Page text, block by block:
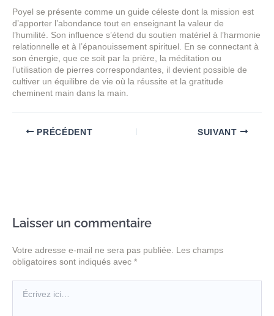
Poyel se présente comme un guide céleste dont la mission est
d’apporter l’abondance tout en enseignant la valeur de
l’humilité. Son influence s’étend du soutien matériel à l’harmonie
relationnelle et à l’épanouissement spirituel. En se connectant à
son énergie, que ce soit par la prière, la méditation ou
l’utilisation de pierres correspondantes, il devient possible de
cultiver un équilibre de vie où la réussite et la gratitude
cheminent main dans la main.
PRÉCÉDENT SUIVANT
Laisser un commentaire
Votre adresse e-mail ne sera pas publiée.
Les champs
obligatoires sont indiqués avec *
ici…